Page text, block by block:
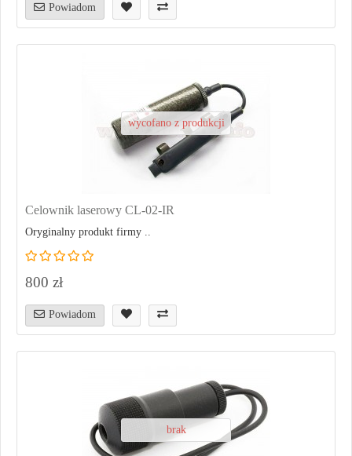
Powiadom
wycofano z produkcji
Celownik laserowy CL-02-IR
Oryginalny produkt firmy ..
800 zł
Powiadom
brak